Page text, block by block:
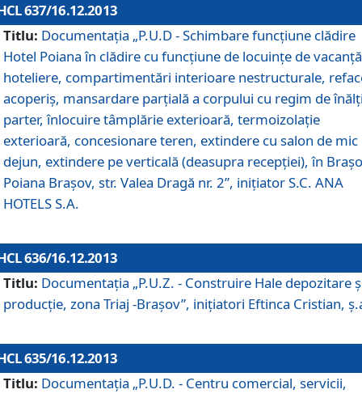
637/16.12.2013
Titlu: Documentaţia „P.U.D - Schimbare funcţiune clădire
Hotel Poiana în clădire cu funcţiune de locuinţe de
hoteliere, compartimentări interioare nestructurale,
acoperiş, mansardare parţială a corpului cu regim de
parter, înlocuire tâmplărie exterioară, termoizolaţie
exterioară, concesionare teren, extindere cu salon de mic
dejun, extindere pe verticală (deasupra recepţiei), în
Poiana Braşov, str. Valea Dragă nr. 2”, iniţiator S.C. ANA
HOTELS S.A.
636/16.12.2013
Titlu: Documentaţia „P.U.Z. - Construire Hale depozitare
producţie, zona Triaj -Braşov”, iniţiatori Eftinca Cristian,
635/16.12.2013
Titlu: Documentaţia „P.U.D. - Centru comercial, servicii,